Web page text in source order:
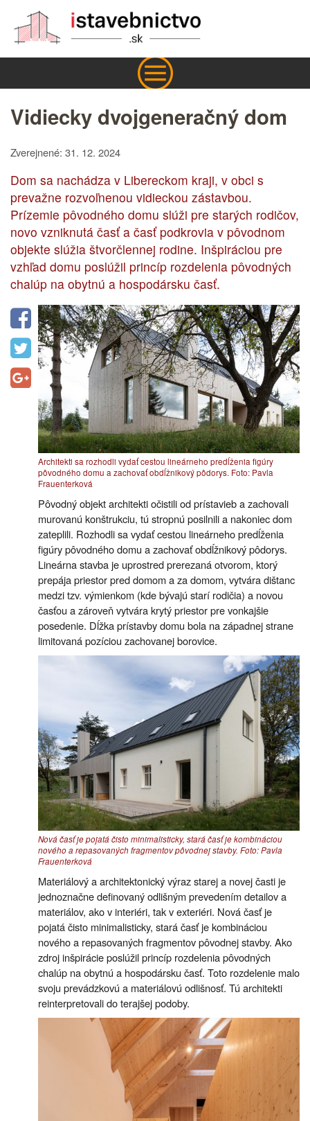
Vidiecky dvojgeneračný dom
Zverejnené: 31. 12. 2024
Dom sa nachádza v Libereckom kraji, v obci s
prevažne rozvoľnenou vidieckou zástavbou.
Prízemie pôvodného domu slúži pre starých rodičov,
novo vzniknutá časť a časť podkrovia v pôvodnom
objekte slúžia štvorčlennej rodine. Inšpiráciou pre
vzhľad domu poslúžil princíp rozdelenia pôvodných
chalúp na obytnú a hospodársku časť.
Architekti sa rozhodli vydať cestou lineárneho predĺženia figúry
pôvodného domu a zachovať obdĺžnikový pôdorys. Foto: Pavla
Frauenterková
Pôvodný objekt architekti očistili od prístavieb a zachovali
murovanú konštrukciu, tú stropnú posilnili a nakoniec dom
zateplili. Rozhodli sa vydať cestou lineárneho predĺženia
figúry pôvodného domu a zachovať obdĺžnikový pôdorys.
Lineárna stavba je uprostred prerezaná otvorom, ktorý
prepája priestor pred domom a za domom, vytvára dištanc
medzi tzv. výmienkom (kde bývajú starí rodičia) a novou
časťou a zároveň vytvára krytý priestor pre vonkajšie
posedenie. Dĺžka prístavby domu bola na západnej strane
limitovaná pozíciou zachovanej borovice.
Nová časť je pojatá čisto minimalisticky, stará časť je kombináciou
nového a repasovaných fragmentov pôvodnej stavby. Foto: Pavla
Frauenterková
Materiálový a architektonický výraz starej a novej časti je
jednoznačne definovaný odlišným prevedením detailov a
materiálov, ako v interiéri, tak v exteriéri. Nová časť je
pojatá čisto minimalisticky, stará časť je kombináciou
nového a repasovaných fragmentov pôvodnej stavby. Ako
zdroj inšpirácie poslúžil princíp rozdelenia pôvodných
chalúp na obytnú a hospodársku časť. Toto rozdelenie malo
svoju prevádzkovú a materiálovú odlišnosť. Tú architekti
reinterpretovali do terajšej podoby.